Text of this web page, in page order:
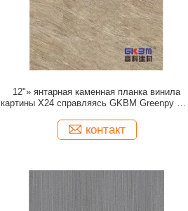
12"» янтарная каменная планка винила
картины X24 справляясь GKBM Greenpy MJ-
контакт